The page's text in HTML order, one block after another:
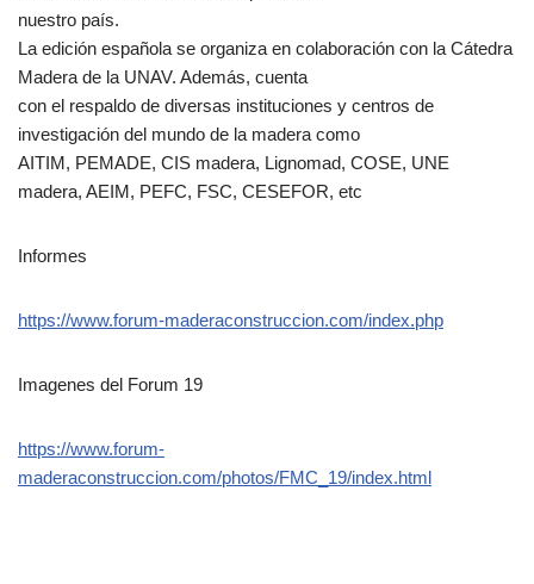
nuestro país.
La edición española se organiza en colaboración con la Cátedra
Madera de la UNAV. Además, cuenta
con el respaldo de diversas instituciones y centros de
investigación del mundo de la madera como
AITIM, PEMADE, CIS madera, Lignomad, COSE, UNE
madera, AEIM, PEFC, FSC, CESEFOR, etc
Informes
https://www.forum-maderaconstruccion.com/index.php
Imagenes del Forum 19
https://www.forum-
maderaconstruccion.com/photos/FMC_19/index.html